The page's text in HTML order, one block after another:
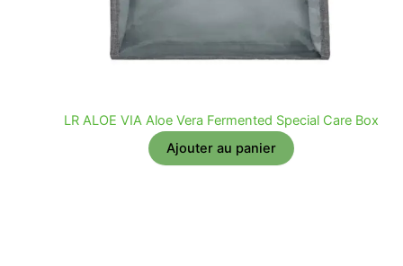
LR ALOE VIA Aloe Vera Fermented Special Care Box
Ajouter au panier